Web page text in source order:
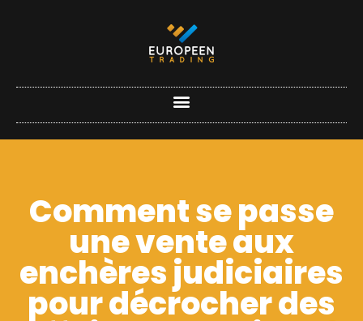
Comment se passe
une vente aux
enchères judiciaires
pour décrocher des